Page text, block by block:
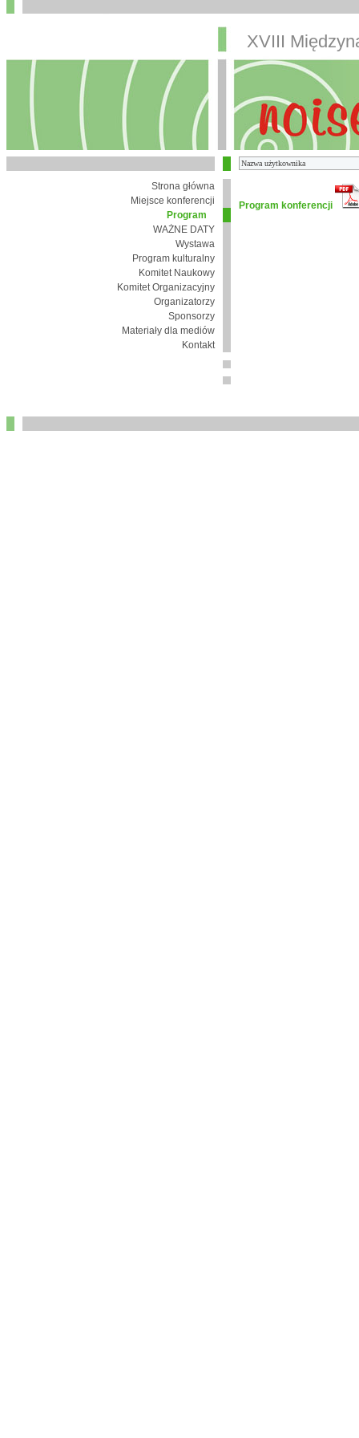
XVIII
Strona główna
Miejsce konferencji
Program
WAŻNE DATY
Wystawa
Program kulturalny
Komitet Naukowy
Komitet Organizacyjny
Organizatorzy
Sponsorzy
Materiały dla mediów
Kontakt
Program konferencji